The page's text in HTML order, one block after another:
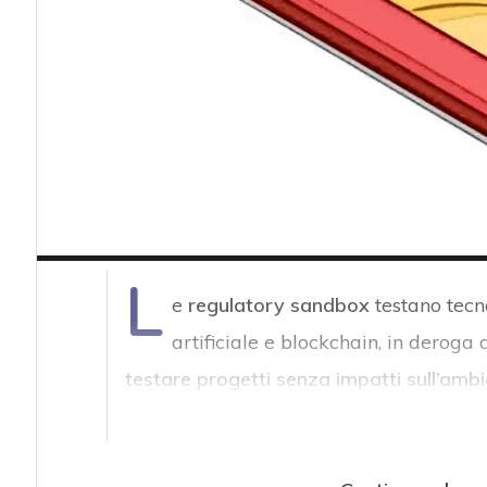
L e regulatory sandboxtestano
artificiale e blockchain, in deroga
testare progetti senza impatti